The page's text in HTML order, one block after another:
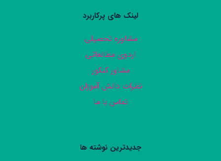
لینک های پرکاربرد
مشاوره تحصیلی
اردوی مطالعاتی
مشاور کنکور
نظرات دانش آموزان
تماس با ما
جدیدترین نوشته ها